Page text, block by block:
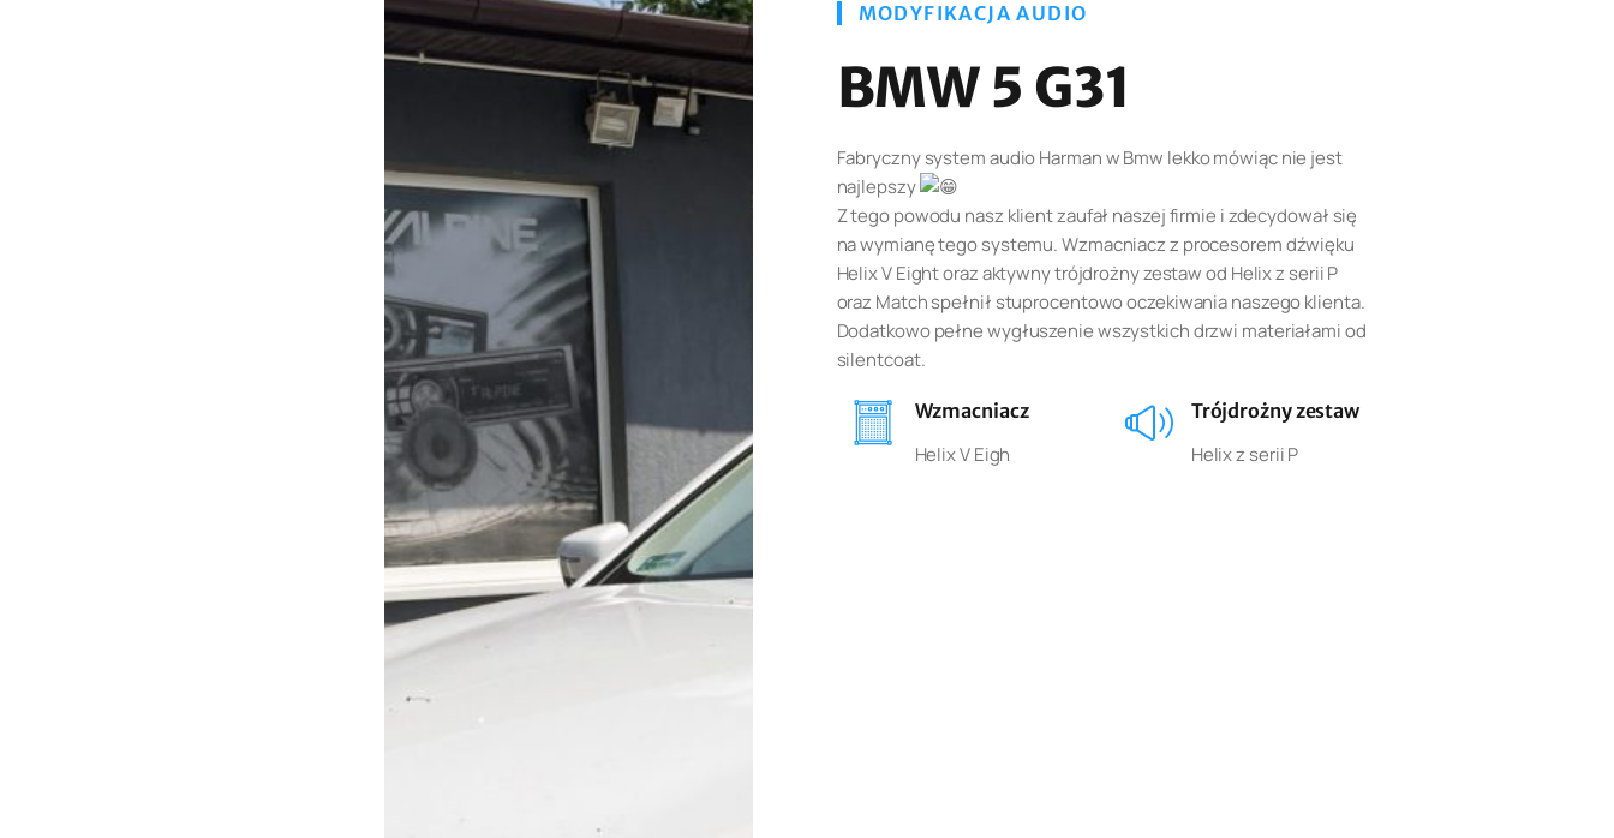
MODYFIKACJA AUDIO
BMW 5 G31
Fabryczny system audio Harman w Bmw lekko mówiąc nie jest
najlepszy
Z tego powodu nasz klient zaufał naszej firmie i zdecydował się
na wymianę tego systemu. Wzmacniacz z procesorem dźwięku
Helix V Eight oraz aktywny trójdrożny zestaw od Helix z serii P
oraz Match spełnił stuprocentowo oczekiwania naszego klienta.
Dodatkowo pełne wygłuszenie wszystkich drzwi materiałami od
silentcoat.
Wzmacniacz
Helix V Eigh
Trójdrożny zestaw
Helix z serii P